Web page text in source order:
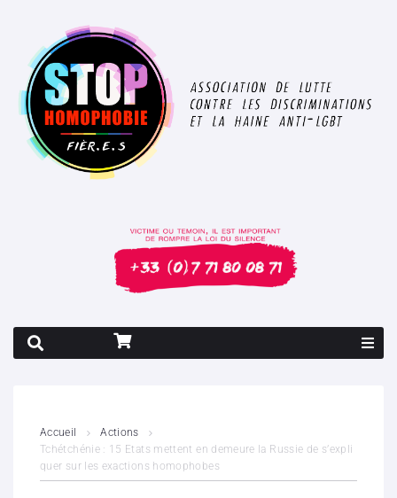
Contenus litigieux
Accueil
Actions
Tchétchénie : 15 Etats mettent en demeure la Russie de s’expli
quer sur les exactions homophobes